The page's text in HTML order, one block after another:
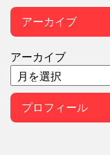
アーカイブ
アーカイブ
プロフィール